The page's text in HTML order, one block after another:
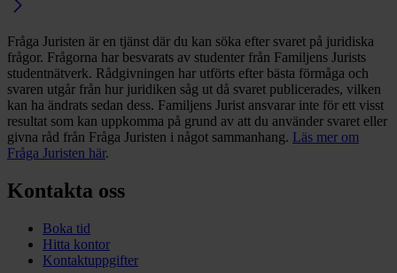
Fråga Juristen är en tjänst där du kan söka efter svaret på juridiska
frågor. Frågorna har besvarats av studenter från Familjens Jurists
studentnätverk. Rådgivningen har utförts efter bästa förmåga och
svaren utgår från hur juridiken såg ut då svaret publicerades, vilken
kan ha ändrats sedan dess. Familjens Jurist ansvarar inte för ett visst
resultat som kan uppkomma på grund av att du använder svaret eller
givna råd från Fråga Juristen i något sammanhang. Läs mer om
Fråga Juristen här.
Kontakta oss
Boka tid
Hitta kontor
Kontaktuppgifter